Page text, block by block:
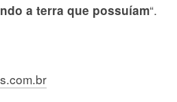
a terra que possuíam“.